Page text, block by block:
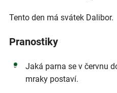
Tento den má svátek Dalibor.
Pranostiky
Jaká parna se v červnu
mraky postaví.